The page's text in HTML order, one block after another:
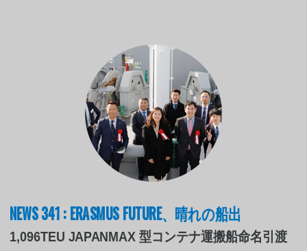
NEWS 341 : ERASMUS FUTURE、晴れの船出
1,096TEU JAPANMAX 型コンテナ運搬船命名引渡